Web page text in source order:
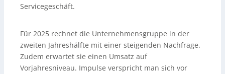
Servicegeschäft.
Für 2025 rechnet die Unternehmensgruppe in der
zweiten Jahreshälfte mit einer steigenden Nachfrage.
Zudem erwartet sie einen Umsatz auf
Vorjahresniveau. Impulse verspricht man sich vor